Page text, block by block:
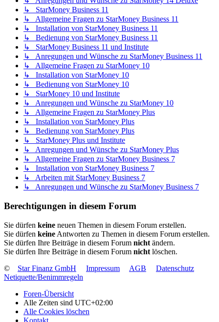
↳ StarMoney Business 11
↳ Allgemeine Fragen zu StarMoney Business 11
↳ Installation von StarMoney Business 11
↳ Bedienung von StarMoney Business 11
↳ StarMoney Business 11 und Institute
↳ Anregungen und Wünsche zu StarMoney Business 11
↳ Allgemeine Fragen zu StarMoney 10
↳ Installation von StarMoney 10
↳ Bedienung von StarMoney 10
↳ StarMoney 10 und Institute
↳ Anregungen und Wünsche zu StarMoney 10
↳ Allgemeine Fragen zu StarMoney Plus
↳ Installation von StarMoney Plus
↳ Bedienung von StarMoney Plus
↳ StarMoney Plus und Institute
↳ Anregungen und Wünsche zu StarMoney Plus
↳ Allgemeine Fragen zu StarMoney Business 7
↳ Installation von StarMoney Business 7
↳ Arbeiten mit StarMoney Business 7
↳ Anregungen und Wünsche zu StarMoney Business 7
Berechtigungen in diesem Forum
Sie dürfen keine neuen Themen in diesem Forum erstellen.
Sie dürfen keine Antworten zu Themen in diesem Forum erstellen.
Sie dürfen Ihre Beiträge in diesem Forum nicht ändern.
Sie dürfen Ihre Beiträge in diesem Forum nicht löschen.
©
Star Finanz GmbH Impressum AGB
Datenschutz
Netiquette/Benimmregeln
Foren-Übersicht
Alle Zeiten sind UTC+02:00
Alle Cookies löschen
Kontakt